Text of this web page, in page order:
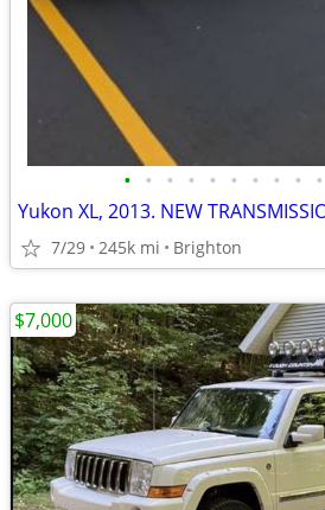
• • • • • • • • • •
Yukon XL, 2013. NEW
7/29 245k mi Brighton
$7,000